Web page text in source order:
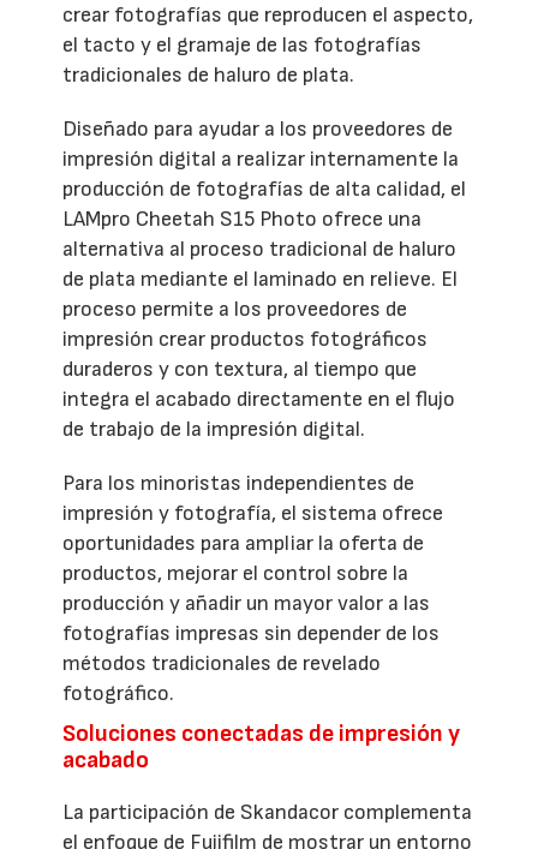
crear fotografías que reproducen el aspecto,
el tacto y el gramaje de las fotografías
tradicionales de haluro de plata.
Diseñado para ayudar a los proveedores de
impresión digital a realizar internamente la
producción de fotografías de alta calidad, el
LAMpro Cheetah S15 Photo ofrece una
alternativa al proceso tradicional de haluro
de plata mediante el laminado en relieve. El
proceso permite a los proveedores de
impresión crear productos fotográficos
duraderos y con textura, al tiempo que
integra el acabado directamente en el flujo
de trabajo de la impresión digital.
Para los minoristas independientes de
impresión y fotografía, el sistema ofrece
oportunidades para ampliar la oferta de
productos, mejorar el control sobre la
producción y añadir un mayor valor a las
fotografías impresas sin depender de los
métodos tradicionales de revelado
fotográfico.
Soluciones conectadas de impresión y
acabado
La participación de Skandacor complementa
el enfoque de Fujifilm de mostrar un entorno